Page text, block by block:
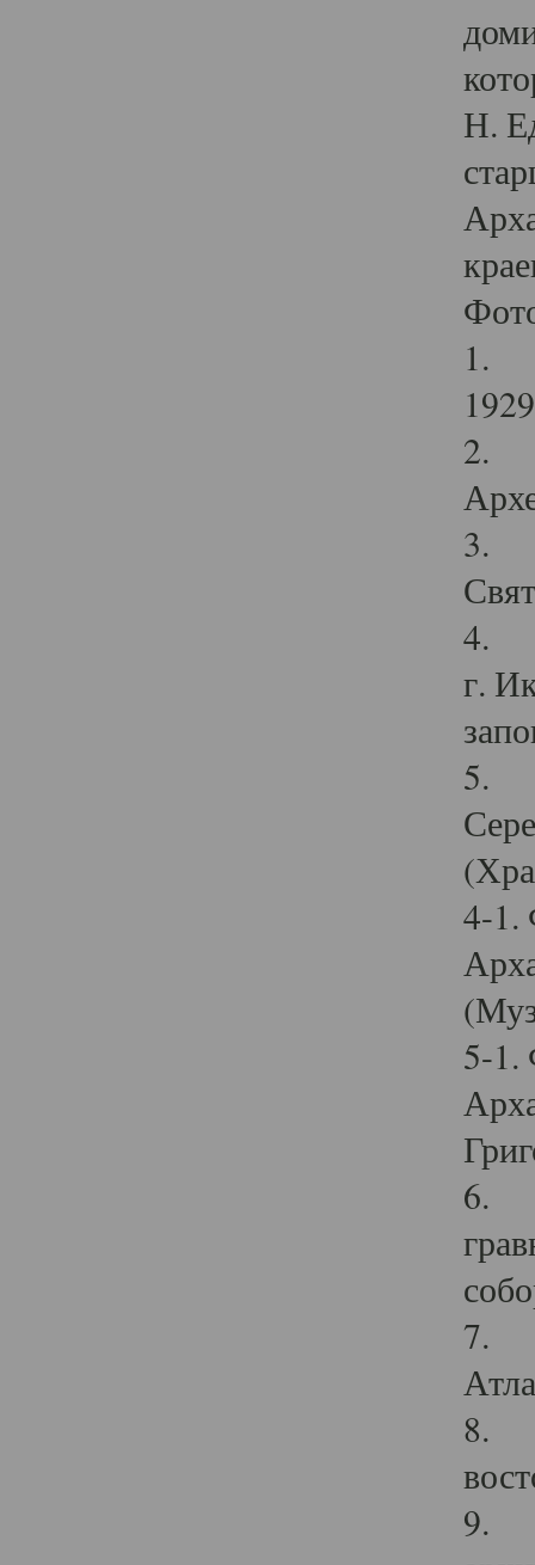
Н.
1.
2.
3.
4.
г.
5.
4-1.
5-1.
6.
7.
8.
9.